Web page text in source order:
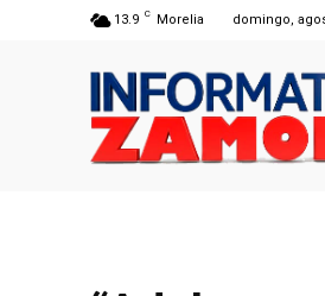
13.9 C Morelia domingo,